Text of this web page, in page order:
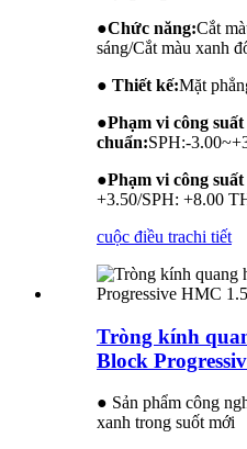
●Chức năng:Cắt
sáng/Cắt màu xanh
● Thiết kế:Mặt
●Phạm vi công suất
chuẩn:SPH:-
●Phạm vi công
+3.50/SPH: +8.00
cuộc điều trachi tiết
Tròng kính
Block
● Sản phẩm công
xanh trong suốt mới